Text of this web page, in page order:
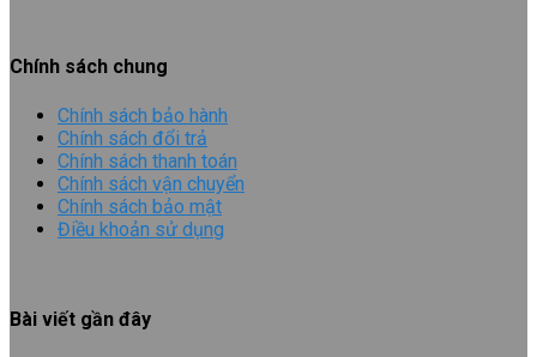
Chính sách chung
Chính sách bảo hành
Chính sách đổi trả
Chính sách thanh toán
Chính sách vận chuyển
Chính sách bảo mật
Điều khoản sử dụng
Bài viết gần đây